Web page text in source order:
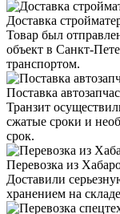
Доставка
Товар был
объект в Санкт-
транспортом.
Поставка
Транзит
сжатые сроки и
срок.
Перевозка из
Доставили
хранением на